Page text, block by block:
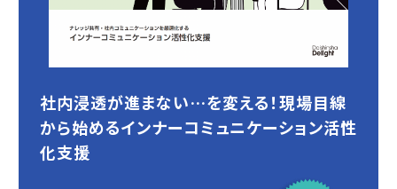
社内浸透が進まない…を変える！現場目線
から始めるインナーコミュニケーション活性
化支援